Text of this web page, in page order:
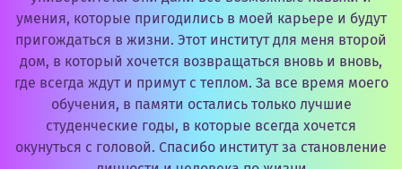
умения, которые пригодились в моей карьере и будут
пригождаться в жизни. Этот институт для меня второй
дом, в который хочется возвращаться вновь и вновь,
где всегда ждут и примут с теплом. За все время моего
обучения, в памяти остались только лучшие
студенческие годы, в которые всегда хочется
окунуться с головой. Спасибо институт за становление